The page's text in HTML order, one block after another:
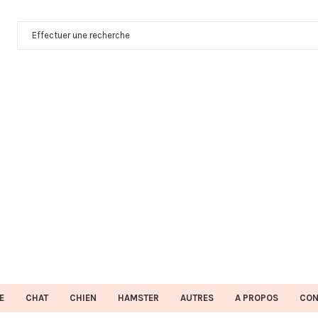
CHAT CHIEN HAMSTER AUTRES A PROPOS